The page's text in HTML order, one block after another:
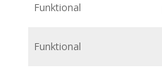
Funktional
Funktional